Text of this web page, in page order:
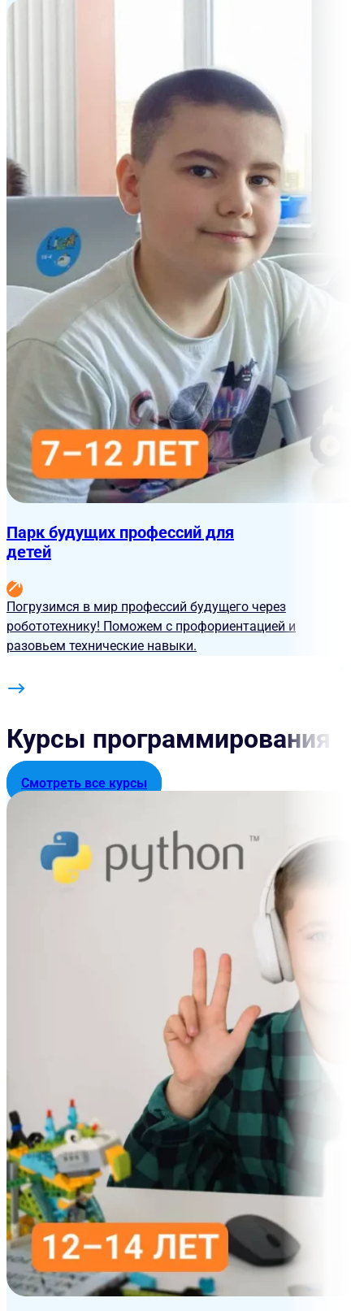
Парк будущих профессий для
детей
Погрузимся в мир профессий будущего через
робототехнику! Поможем с профориентацией и
разовьем технические навыки.
Курсы программирования
Смотреть все курсы